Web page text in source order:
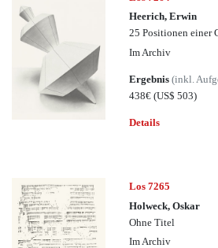
Heerich, Erwin
25 Positionen einer
Im Archiv
Ergebnis(inkl.
438€(US$ 503)
Details
Los 7265
Holweck, Oskar
Ohne Titel
Im Archiv